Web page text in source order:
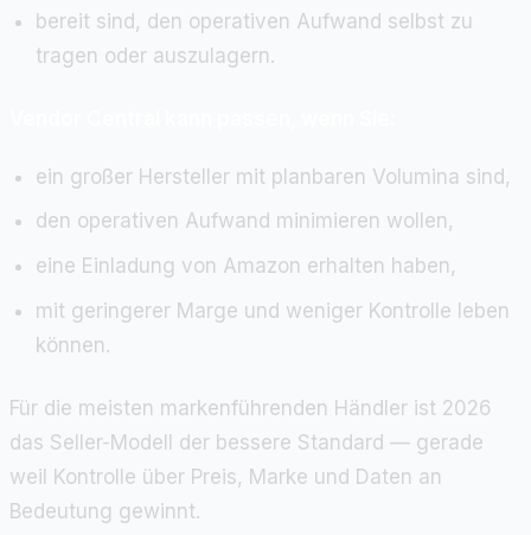
bereit sind, den operativen Aufwand selbst zu
tragen oder auszulagern.
ein großer Hersteller mit planbaren Volumina sind,
den operativen Aufwand minimieren wollen,
eine Einladung von Amazon erhalten haben,
mit geringerer Marge und weniger Kontrolle leben
können.
Für die meisten markenführenden Händler ist 2026
das Seller-Modell der bessere Standard — gerade
weil Kontrolle über Preis, Marke und Daten an
Bedeutung gewinnt.